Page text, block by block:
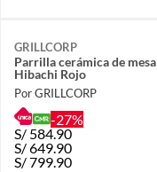
GRILLCORP
Parrilla cerámica de mesa
Hibachi Rojo
Por GRILLCORP
-27%
S/ 584.90
S/649.90
S/799.90